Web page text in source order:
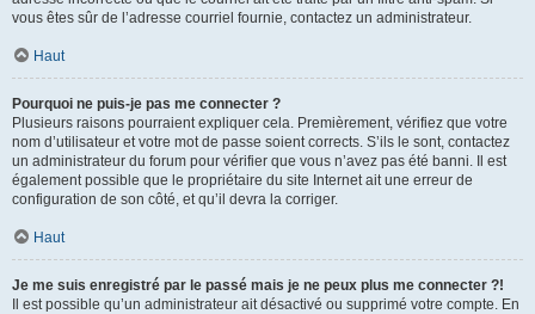
vous êtes sûr de l’adresse courriel fournie, contactez un administrateur.
Haut
Pourquoi ne puis-je pas me connecter ?
Plusieurs raisons pourraient expliquer cela. Premièrement, vérifiez que votre
nom d’utilisateur et votre mot de passe soient corrects. S’ils le sont, contactez
un administrateur du forum pour vérifier que vous n’avez pas été banni. Il est
également possible que le propriétaire du site Internet ait une erreur de
configuration de son côté, et qu’il devra la corriger.
Haut
Je me suis enregistré par le passé mais je ne peux plus me connecter ?!
Il est possible qu’un administrateur ait désactivé ou supprimé votre compte. En